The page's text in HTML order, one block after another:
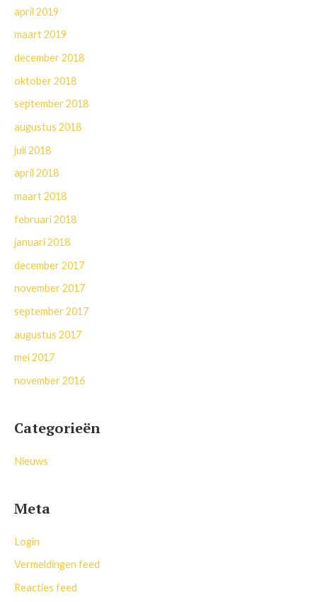
april 2019
maart 2019
december 2018
oktober 2018
september 2018
augustus 2018
juli 2018
april 2018
maart 2018
februari 2018
januari 2018
december 2017
november 2017
september 2017
augustus 2017
mei 2017
november 2016
Categorieën
Nieuws
Meta
Login
Vermeldingen feed
Reacties feed